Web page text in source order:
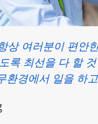
상 여러분이 편안
록 최선을 다 할
환경에서 일을 하